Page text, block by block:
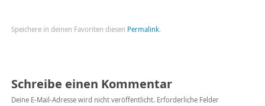
Speichere in deinen Favoriten diesen Permalink.
Schreibe einen Kommentar
Deine E-Mail-Adresse wird nicht veröffentlicht. Erforderliche Felder